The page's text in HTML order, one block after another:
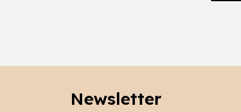
Newsletter